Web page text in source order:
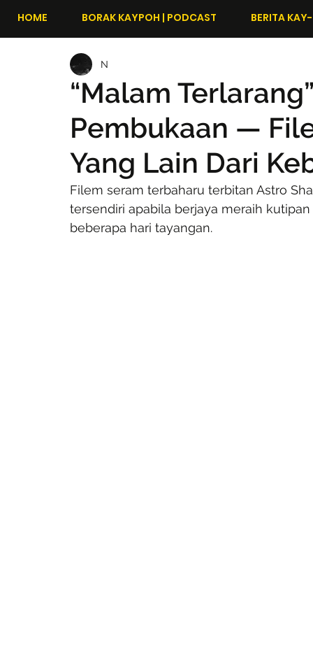
HOME BORAK KAYPOH | PODCAST BERITA
“Malam
Pembukaan —
Yang Lain Dari
N
Filem seram terbaharu terbitan Astro
tersendiri apabila berjaya meraih
beberapa hari tayangan.